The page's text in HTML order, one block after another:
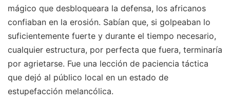
mágico que desbloqueara la defensa, los africanos
confiaban en la erosión. Sabían que, si golpeaban lo
suficientemente fuerte y durante el tiempo necesario,
cualquier estructura, por perfecta que fuera, terminaría
por agrietarse. Fue una lección de paciencia táctica
que dejó al público local en un estado de
estupefacción melancólica.